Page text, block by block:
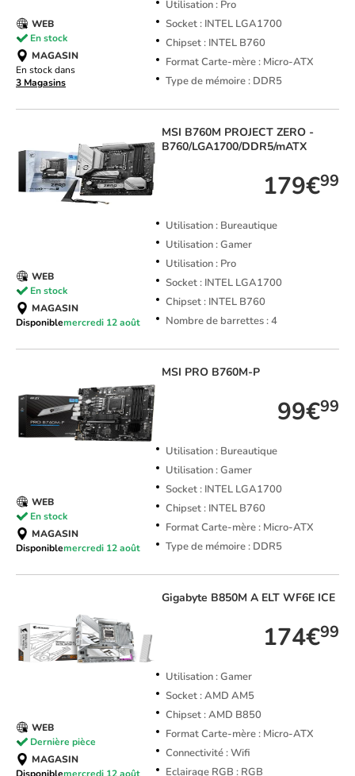
Utilisation : Pro
Socket : INTEL LGA1700
Chipset : INTEL B760
Format Carte-mère : Micro-ATX
Type de mémoire : DDR5
WEB
En stock
MAGASIN
En stock dans
3 Magasins
MSI B760M PROJECT ZERO -
B760/LGA1700/DDR5/mATX
179€99
Utilisation : Bureautique
Utilisation : Gamer
Utilisation : Pro
Socket : INTEL LGA1700
Chipset : INTEL B760
Nombre de barrettes : 4
WEB
En stock
MAGASIN
Disponiblemercredi 12 août
MSI PRO B760M-P
99€99
Utilisation : Bureautique
Utilisation : Gamer
Socket : INTEL LGA1700
Chipset : INTEL B760
Format Carte-mère : Micro-ATX
Type de mémoire : DDR5
WEB
En stock
MAGASIN
Disponiblemercredi 12 août
Gigabyte B850M A ELT WF6E ICE
174€99
Utilisation : Gamer
Socket : AMD AM5
Chipset : AMD B850
Format Carte-mère : Micro-ATX
Connectivité : Wifi
Eclairage RGB : RGB
WEB
Dernière pièce
MAGASIN